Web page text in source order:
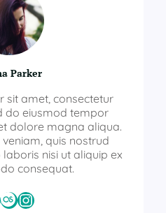
Parker
sit amet, consectetur
do eiusmod tempor
dolore magna aliqua.
quis nostrud
nisi ut aliquip ex
consequat.
Last.fmInstagram